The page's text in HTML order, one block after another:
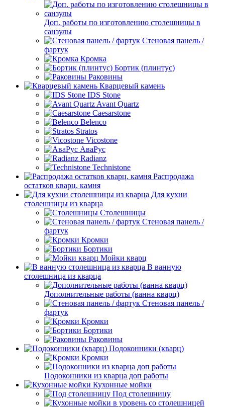
Доп. работы по изготовлению столешницы в
санзулы
Стеновая панель /
фартук
Кромка
Бортик (плинтус)
Раковины
Кварцевый камень
IDS Stone
Avant Quartz
Caesarstone
Belenco
Stratos
Vicostone
АваРус
Radianz
Technistone
Распродажа
остатков кварц. камня
Для кухни
столешницы из кварца
Столешницы
Стеновая панель /
фартук
Кромки
Бортики
Мойки кварц
В ванную
столешница из кварца
Дополнительные работы (ванна кварц)
Стеновая панель /
фартук
Кромки
Бортики
Раковины
Подоконники (кварц)
Кромки
Подоконники из кварца доп работы
Кухонные мойки
Под столешницу